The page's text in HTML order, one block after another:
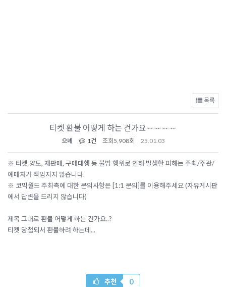
목록
티켓 환불 어떻게 하는 건가요ᅲᅲᅲᅲ
으녜 1건 조회 5,908회 25.01.03
※ 티켓 양도, 재판매, 구매대행 등 불법 행위로 인해 발생한 피해는 주최/주관/
예매처가 책임지지 않습니다.
※ 코믹월드 주최측에 대한 문의사항은 [1:1 문의]를 이용해주세요 (자유게시판
에서 답변을 드리지 않습니다)
제목 그대로 환불 어떻게 하는 건가요..?
티켓 당첨되서 환불하려 하는데...
추천 0